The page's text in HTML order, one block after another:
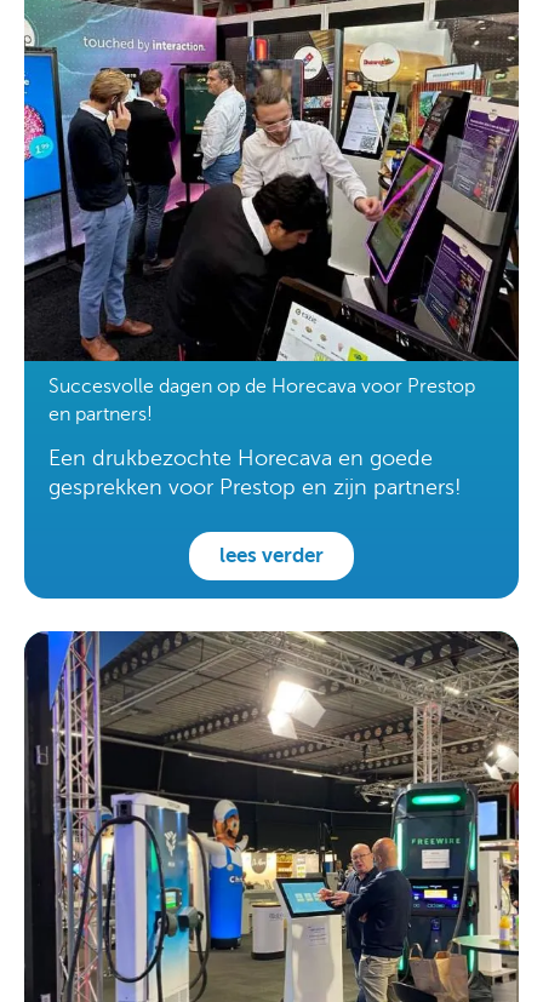
Succesvolle dagen op de Horecava voor Prestop
en partners!
Een drukbezochte Horecava en goede
gesprekken voor Prestop en zijn partners!
lees verder